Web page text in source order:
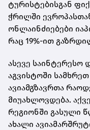
ტურისტებისგან
ჭრილში
ონლაინძიებები
რაც 19%-ით
ასევე საინტერესო
აგვისტოში
ავიამგზავრთა
მიუახლოვდება.
რეგიონში გასული
ახალი